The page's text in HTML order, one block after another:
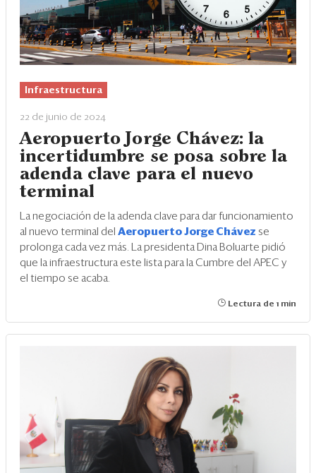
Infraestructura
22 de junio de 2024
Aeropuerto Jorge Chávez: la
incertidumbre se posa sobre la
adenda clave para el nuevo
terminal
La negociación de la adenda clave para dar funcionamiento
al nuevo terminal del Aeropuerto Jorge Chávez se
prolonga cada vez más. La presidenta Dina Boluarte pidió
que la infraestructura este lista para la Cumbre del APEC y
el tiempo se acaba.
Lectura de 1 min